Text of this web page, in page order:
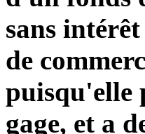
sans
de
puisqu'elle
gage, et a